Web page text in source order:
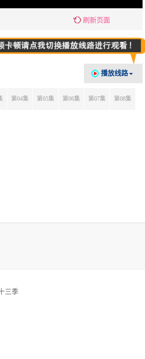
刷新页面
播放线路
第04集 第05集 第06集 第07集 第08集
三季